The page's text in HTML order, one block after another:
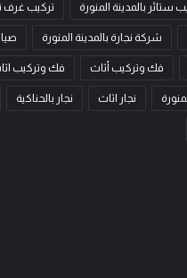
ستائر بالمدينة المنورة تركيب غرف
شركة نجارة بالمدينة المنورة
فك وتركيب أثاث فك وتركيب
نجار اثاث نجار بالحناكية